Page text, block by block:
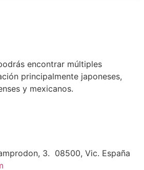
encontrar múltiples
principalmente japoneses,
y mexicanos.
3. 08500, Vic. España